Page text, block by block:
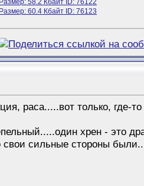
раса.....вот только, где-
хрен - это
свои сильные стороны